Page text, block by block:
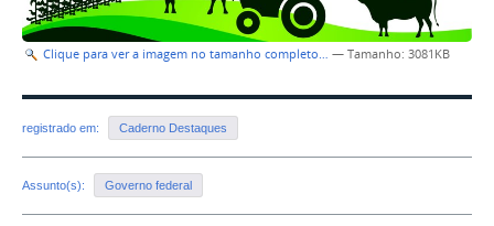
Clique para ver a imagem no tamanho completo… — Tamanho: 3081KB
registrado em: Caderno Destaques
Assunto(s): Governo federal